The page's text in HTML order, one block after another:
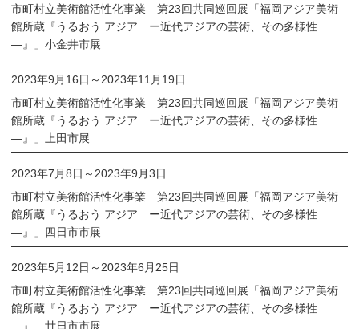
市町村立美術館活性化事業 第23回共同巡回展「福岡アジア美術
館所蔵『うるおう アジア ー近代アジアの芸術、その多様性
―』」小金井市展
2023年9月16日 ～ 2023年11月19日
市町村立美術館活性化事業 第23回共同巡回展「福岡アジア美術
館所蔵『うるおう アジア ー近代アジアの芸術、その多様性
―』」上田市展
2023年7月8日 ～ 2023年9月3日
市町村立美術館活性化事業 第23回共同巡回展「福岡アジア美術
館所蔵『うるおう アジア ー近代アジアの芸術、その多様性
―』」四日市市展
2023年5月12日 ～ 2023年6月25日
市町村立美術館活性化事業 第23回共同巡回展「福岡アジア美術
館所蔵『うるおう アジア ー近代アジアの芸術、その多様性
―』」廿日市市展